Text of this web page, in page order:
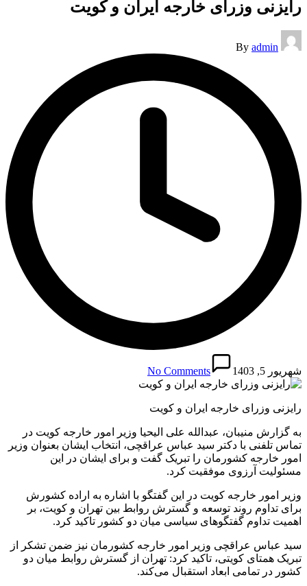
رایزنی وزرای خارجه ایران و‌ کویت
Posted
by
By admin
شهریور 5, 1403 No Comments
رایزنی وزرای خارجه ایران و‌ کویت
به گزارش منیبان، عبدالله علی الیحیا وزیر امور خارجه کویت در
تماس تلفنی با دکتر سید عباس عراقچی، انتخاب ایشان بعنوان وزیر
امور خارجه کشورمان را تبریک گفت و برای ایشان در این‌
مسئولیت آرزوی موفقیت کرد.
وزیر امور خارجه کویت در این گفتگو با اشاره به اراده کشورش
برای تداوم روند توسعه و گسترش روابط بین تهران و کویت، بر
اهمیت تداوم گفتگوهای سیاسی میان دو کشور تاکید کرد.
سید عباس عراقچی وزیر امور خارجه کشورمان نیز ضمن تشکر از
تبریک همتای کویتی، تاکید کرد: تهران از گسترش روابط میان دو
کشور در تمامی ابعاد استقبال می‌کند.